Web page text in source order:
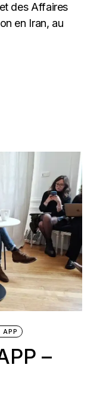
des Affaires
en Iran, au
APP
–